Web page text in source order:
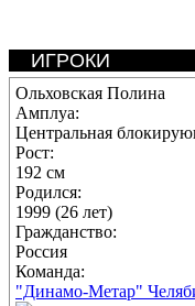
ИГРОКИ
Ольховская Полина
Амплуа:
Центральная
Рост:
192 см
Родился:
1999 (26 лет)
Гражданство:
Россия
Команда:
"Динамо-Метар"